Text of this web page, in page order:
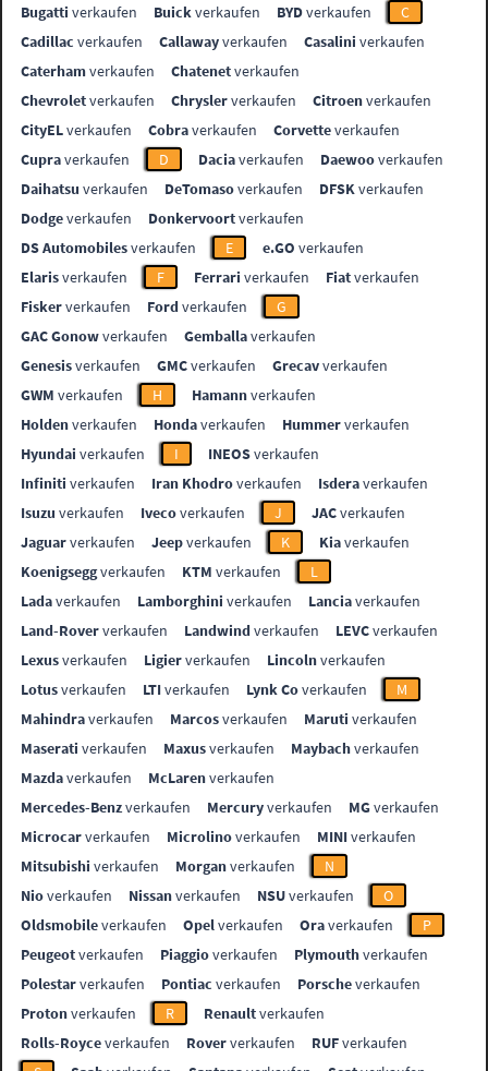
Bugatti verkaufen Buickverkaufen BYDverkaufen
C
Cadillac verkaufen Callawayverkaufen Casalini verkaufen
Caterhamverkaufen Chatenetverkaufen
Chevroletverkaufen Chryslerverkaufen Citroenverkaufen
CityELverkaufen Cobraverkaufen Corvetteverkaufen
Cupraverkaufen D Daciaverkaufen Daewooverkaufen
Daihatsu verkaufen DeTomasoverkaufen DFSKverkaufen
Dodgeverkaufen Donkervoortverkaufen
DS Automobilesverkaufen E e.GO verkaufen
Elarisverkaufen F Ferrari verkaufen Fiatverkaufen
Fiskerverkaufen Fordverkaufen
G
GAC Gonowverkaufen Gemballaverkaufen
Genesisverkaufen GMCverkaufen Grecavverkaufen
GWM verkaufen H Hamannverkaufen
Holdenverkaufen Hondaverkaufen Hummerverkaufen
Hyundai verkaufen I INEOSverkaufen
Infiniti verkaufen Iran Khodroverkaufen Isderaverkaufen
Isuzu verkaufen Ivecoverkaufen J JACverkaufen
Jaguarverkaufen Jeepverkaufen K Kiaverkaufen
Koenigseggverkaufen KTM verkaufen
L
Ladaverkaufen Lamborghini verkaufen Lanciaverkaufen
Land-Roververkaufen Landwindverkaufen LEVCverkaufen
Lexusverkaufen Ligierverkaufen Lincolnverkaufen
Lotusverkaufen LTIverkaufen Lynk Coverkaufen
M
Mahindraverkaufen Marcosverkaufen Maruti verkaufen
Maserati verkaufen Maxusverkaufen Maybachverkaufen
Mazdaverkaufen McLarenverkaufen
Mercedes-Benzverkaufen Mercuryverkaufen MGverkaufen
Microcarverkaufen Microlinoverkaufen MINIverkaufen
Mitsubishi verkaufen Morganverkaufen
N
Nioverkaufen Nissanverkaufen NSUverkaufen
O
Oldsmobileverkaufen Opelverkaufen Oraverkaufen
P
Peugeotverkaufen Piaggioverkaufen Plymouthverkaufen
Polestarverkaufen Pontiac verkaufen Porscheverkaufen
Protonverkaufen R Renaultverkaufen
Rolls-Royceverkaufen Roververkaufen RUFverkaufen